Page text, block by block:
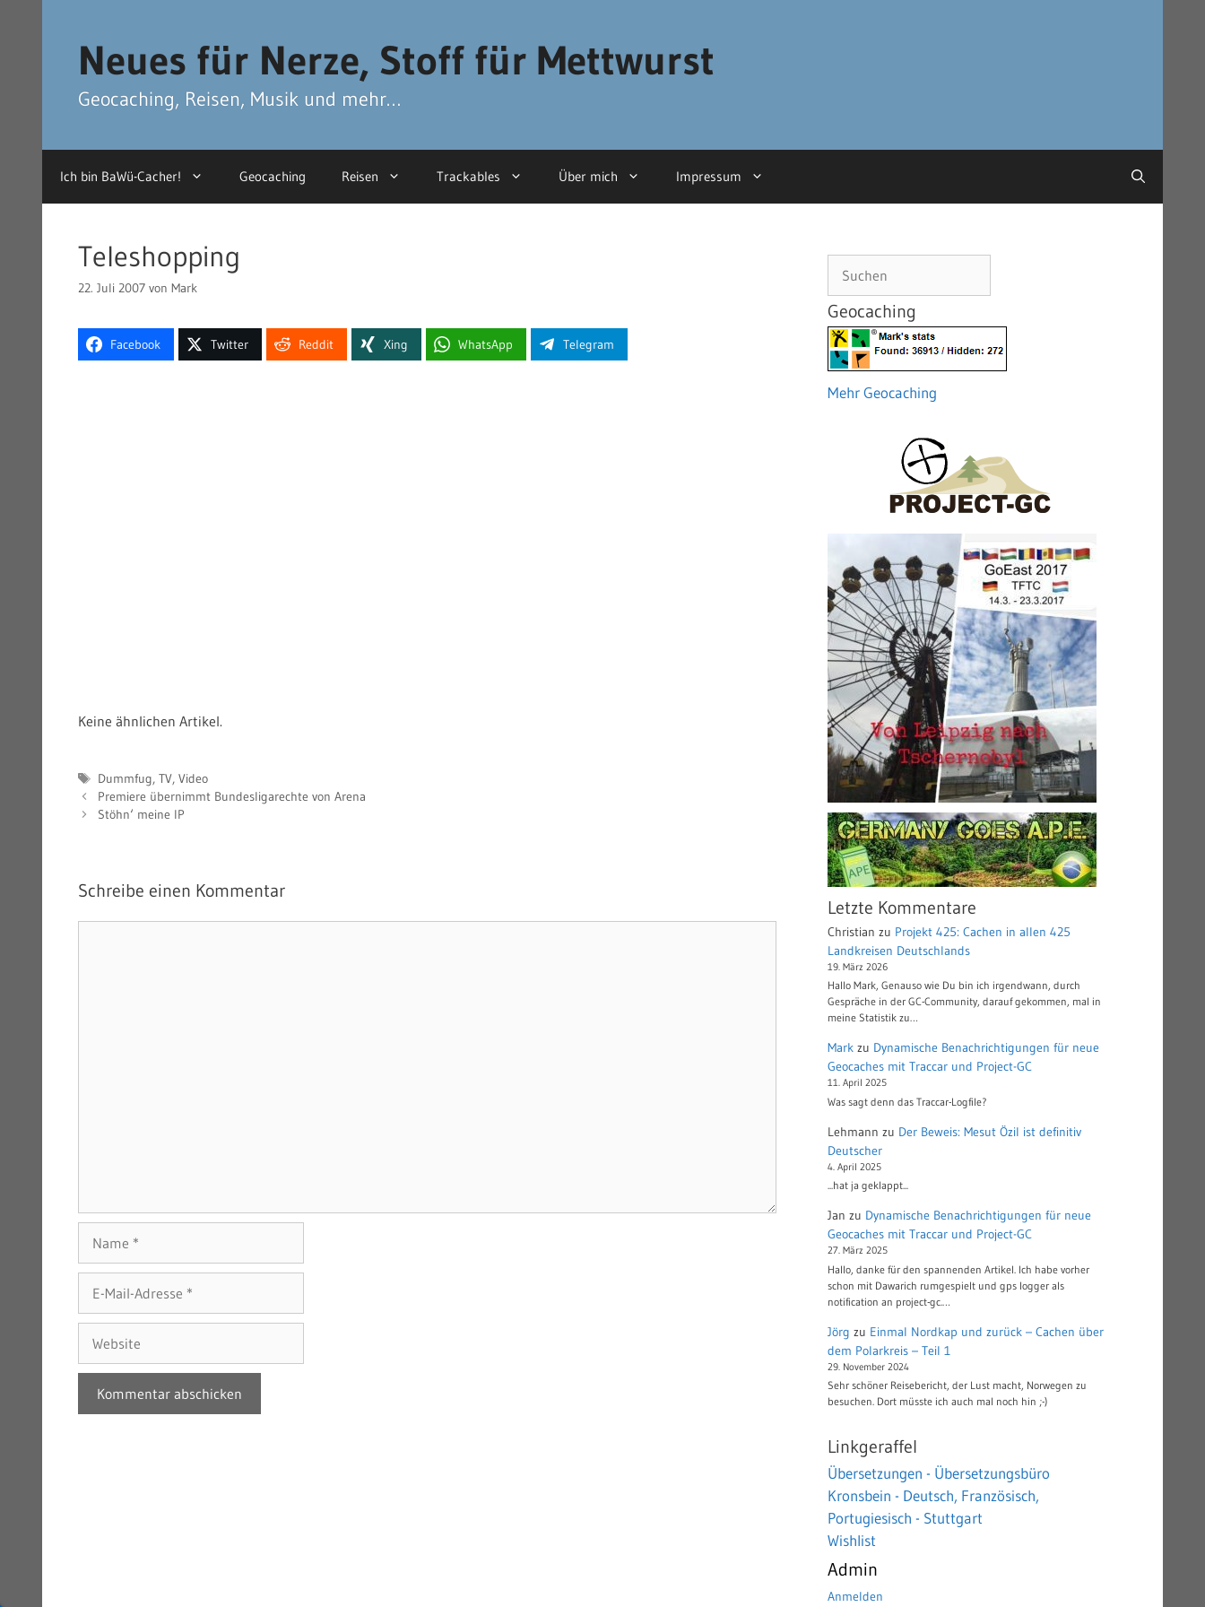
Neues für Nerze, Stoff für Mettwurst
Geocaching, Reisen, Musik und mehr…
Ich bin BaWü-Cacher! Geocaching Reisen Trackables Über mich Impressum
Teleshopping
22. Juli 2007 von Mark
Facebook Twitter Reddit Xing WhatsApp Telegram
Keine ähnlichen Artikel.
Schlagwörter
Dummfug, TV, Video
Premiere übernimmt Bundesligarechte von Arena
Stöhn‘ meine IP
Schreibe einen Kommentar
Mail-
Adresse
Geocaching
Mehr Geocaching
Letzte Kommentare
Christian zu Projekt 425: Cachen in allen 425
Landkreisen Deutschlands
19. März 2026
Hallo Mark, Genauso wie Du bin ich irgendwann, durch
Gespräche in der GC-Community, darauf gekommen, mal in
meine Statistik zu…
Mark zu Dynamische Benachrichtigungen für neue
Geocaches mit Traccar und Project-GC
11. April 2025
Was sagt denn das Traccar-Logfile?
Lehmann zu Der Beweis: Mesut Özil ist definitiv
Deutscher
4. April 2025
...hat ja geklappt...
Jan zu Dynamische Benachrichtigungen für neue
Geocaches mit Traccar und Project-GC
27. März 2025
Hallo, danke für den spannenden Artikel. Ich habe vorher
schon mit Dawarich rumgespielt und gps logger als
notification an project-gc.…
Jörg zu Einmal Nordkap und zurück – Cachen über
dem Polarkreis – Teil 1
29. November 2024
Sehr schöner Reisebericht, der Lust macht, Norwegen zu
besuchen. Dort müsste ich auch mal noch hin ;-)
Linkgeraffel
Übersetzungen - Übersetzungsbüro
Kronsbein - Deutsch, Französisch,
Portugiesisch - Stuttgart
Wishlist
Admin
Anmelden